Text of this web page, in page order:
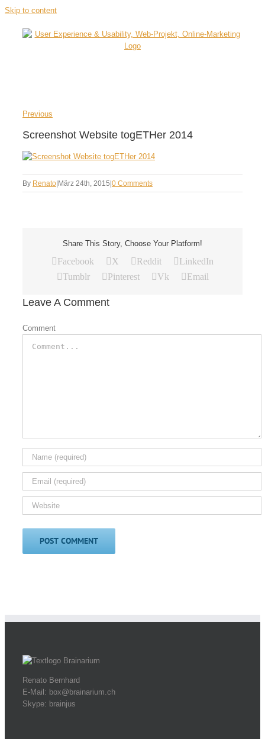
Skip to content
Previous
Screenshot Website togETHer 2014
By Renato März 24th, 2015 0 Comments
Share This Story, Choose Your Platform!
Facebook X Reddit
LinkedIn
Tumblr
Pinterest Vk Email
Leave A Comment
Comment
Renato Bernhard
E-Mail: box@brainarium.ch
Skype: brainjus